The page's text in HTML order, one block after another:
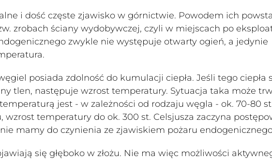
i dość częste zjawisko w górnictwie. Powodem ich
zrobach ściany wydobywczej, czyli w miejscach po
zwykle nie występuje otwarty ogień, a jedynie
posiada zdolność do kumulacji ciepła. Jeśli tego ciepła
tlen, następuje wzrost temperatury. Sytuacja taka może
jest - w zależności od rodzaju węgla - ok. 70-80
wzrost temperatury do ok. 300 st. Celsjusza zaczyna
mamy do czynienia ze zjawiskiem pożaru
się głęboko w złożu. Nie ma więc możliwości